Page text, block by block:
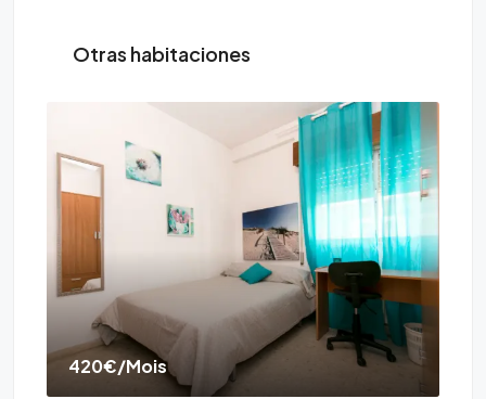
Otras habitaciones
420€/Mois